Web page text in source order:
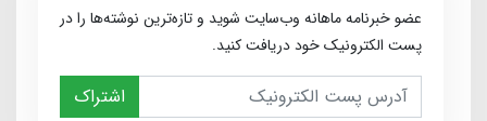
عضو خبرنامه ماهانه وب‌سایت شوید و تازه‌ترین نوشته‌ها را در
پست الکترونیک خود دریافت کنید.
اشتراک